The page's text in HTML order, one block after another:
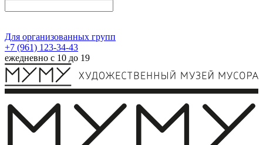
Для организованных групп
+7 (961) 123-34-43
ежедневно с 10 до 19